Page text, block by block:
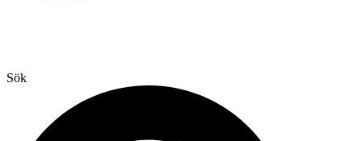
Sök